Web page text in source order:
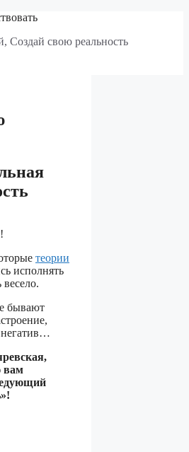
Создай свою реальность
теории
исполнять
бывают
негатив…
вам